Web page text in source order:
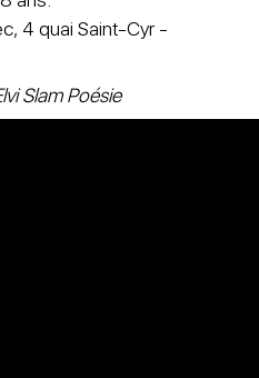
4 quai Saint-Cyr -
Slam Poésie